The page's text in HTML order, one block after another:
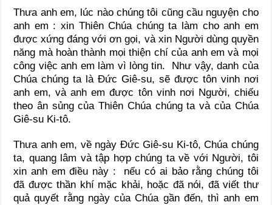
Thưa anh em, lúc nào chúng tôi cũng cầu nguyện cho
anh em : xin Thiên Chúa chúng ta làm cho anh em
được xứng đáng với ơn gọi, và xin Người dùng quyền
năng mà hoàn thành mọi thiện chí của anh em và mọi
công việc anh em làm vì lòng tin. Như vậy, danh của
Chúa chúng ta là Đức Giê-su, sẽ được tôn vinh nơi
anh em, và anh em được tôn vinh nơi Người, chiếu
theo ân sủng của Thiên Chúa chúng ta và của Chúa
Giê-su Ki-tô.
Thưa anh em, về ngày Đức Giê-su Ki-tô, Chúa chúng
ta, quang lâm và tập hợp chúng ta về với Người, tôi
xin anh em điều này : nếu có ai bảo rằng chúng tôi
đã được thần khí mặc khải, hoặc đã nói, đã viết thư
quả quyết rằng ngày của Chúa gần đến, thì anh em